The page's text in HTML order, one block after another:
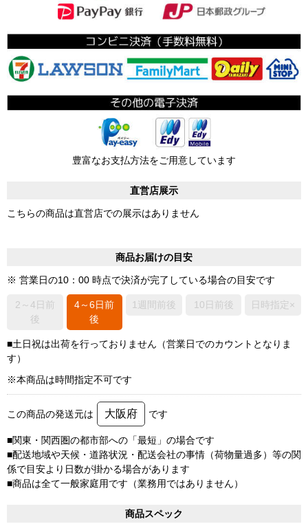
豊富なお支払方法をご用意しています
直営店展示
こちらの商品は直営店での展示はありません
商品お届けの目安
※ 営業日の10：00 時点で決済が完了している場合の目安です
2～4日前
後
4～6日前
後
1週間前後 10日前後 日時指定×
■土日祝は出荷を行っておりません（営業日でのカウントとなりま
す）
※本商品は時間指定不可です
この商品の発送元は 大阪府 です
■関東・関西圏の都市部への「最短」の場合です
■配送地域や天候・道路状況・配送会社の事情（荷物量過多）等の関
係で目安より日数が掛かる場合があります
■商品は全て一般家庭用です（業務用ではありません）
商品スペック